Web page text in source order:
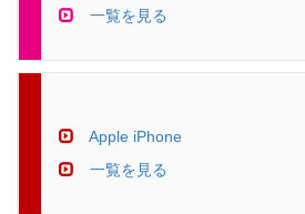
一覧を見る
Apple iPhone
一覧を見る